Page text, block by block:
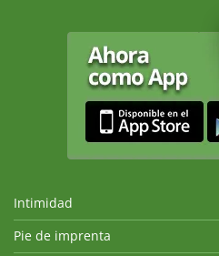
Intimidad
Pie de imprenta